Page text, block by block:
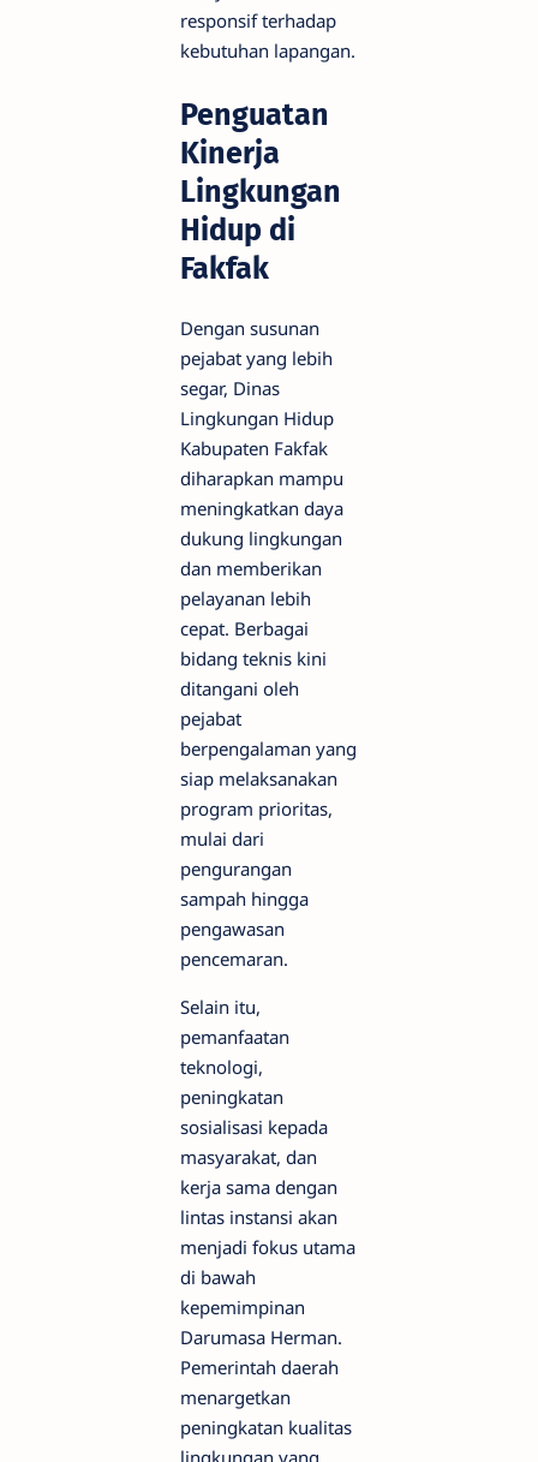
responsif terhadap
kebutuhan lapangan.
Penguatan
Kinerja
Lingkungan
Hidup di
Fakfak
Dengan susunan
pejabat yang lebih
segar, Dinas
Lingkungan Hidup
Kabupaten Fakfak
diharapkan mampu
meningkatkan daya
dukung lingkungan
dan memberikan
pelayanan lebih
cepat. Berbagai
bidang teknis kini
ditangani oleh
pejabat
berpengalaman yang
siap melaksanakan
program prioritas,
mulai dari
pengurangan
sampah hingga
pengawasan
pencemaran.
Selain itu,
pemanfaatan
teknologi,
peningkatan
sosialisasi kepada
masyarakat, dan
kerja sama dengan
lintas instansi akan
menjadi fokus utama
di bawah
kepemimpinan
Darumasa Herman.
Pemerintah daerah
menargetkan
peningkatan kualitas